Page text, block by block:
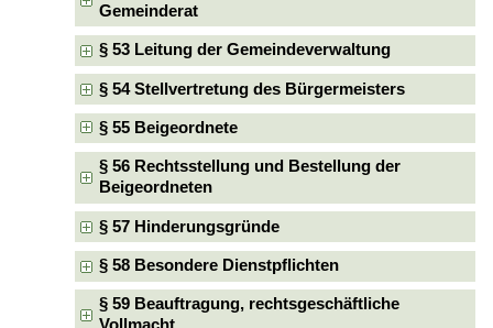
Gemeinderat
§ 53 Leitung der Gemeindeverwaltung
§ 54 Stellvertretung des Bürgermeisters
§ 55 Beigeordnete
§ 56 Rechtsstellung und Bestellung der
Beigeordneten
§ 57 Hinderungsgründe
§ 58 Besondere Dienstpflichten
§ 59 Beauftragung, rechtsgeschäftliche